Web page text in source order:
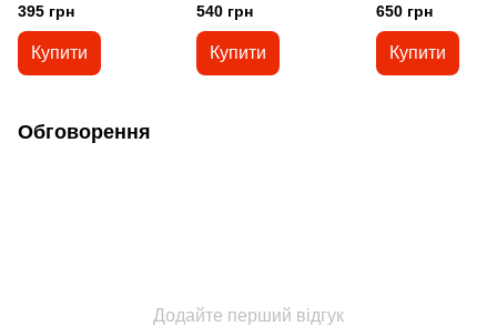
395 грн
Купити
540 грн
Купити
650 грн
Купити
Обговорення
Додайте перший відгук